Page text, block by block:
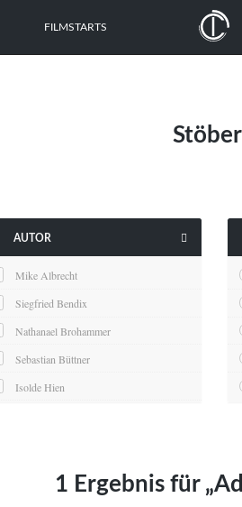
FILMSTARTS
AUTOR 
Mike Albrecht
Siegfried Bendix
Nathanael Brohammer
Sebastian Büttner
Isolde Hien
Maximilian Kosing
1 Ergebnis für